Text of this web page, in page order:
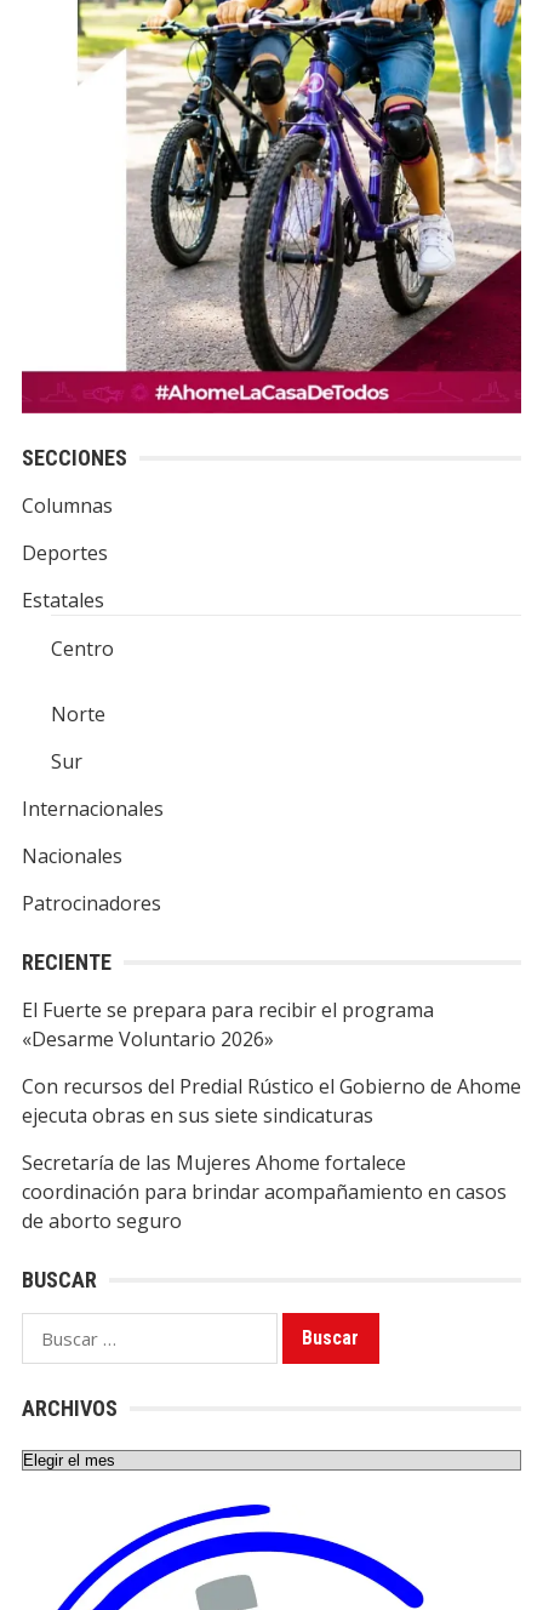
SECCIONES
Columnas
Deportes
Estatales
Centro
Norte
Sur
Internacionales
Nacionales
Patrocinadores
RECIENTE
El Fuerte se prepara para recibir el programa
«Desarme Voluntario 2026»
Con recursos del Predial Rústico el Gobierno de Ahome
ejecuta obras en sus siete sindicaturas
Secretaría de las Mujeres Ahome fortalece
coordinación para brindar acompañamiento en casos
de aborto seguro
BUSCAR
Buscar:
ARCHIVOS
Archivos